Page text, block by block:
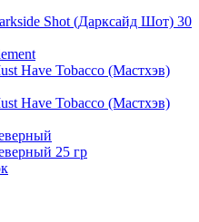
Shot (Дарксайд Шот) 30
Have Tobacco (Мастхэв)
Have Tobacco (Мастхэв)
25 гр